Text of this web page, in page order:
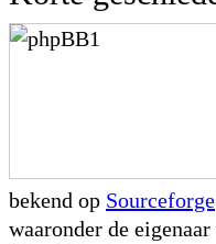
bekend op Sourceforge
waaronder de